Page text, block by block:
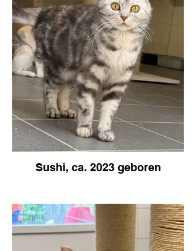
Sushi, ca. 2023 geboren